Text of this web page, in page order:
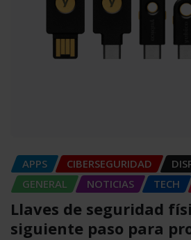
APPS CIBERSEGURIDAD
GENERAL
NOTICIAS TECH
Llaves de seguridad
siguiente paso para